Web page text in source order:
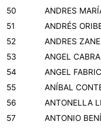
50
ANDRES
51
ANDRÉS
52
ANDRES
53
ANGEL
54
ANGEL
55
ANÍBAL
56
ANTONELLA
57
ANTONIO